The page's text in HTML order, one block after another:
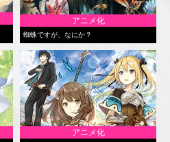
アニメ化
蜘蛛ですが、なにか？
アニメ化